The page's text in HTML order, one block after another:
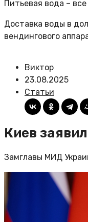
Питьевая вода –
Доставка воды в
вендингового
Виктор
23.08.2025
Статьи
Киев
Замглавы МИД